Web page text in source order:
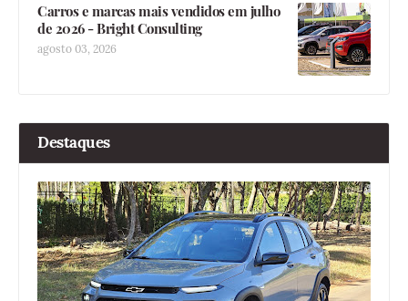
Carros e marcas mais vendidos em julho
de 2026 - Bright Consulting
agosto 03, 2026
Destaques